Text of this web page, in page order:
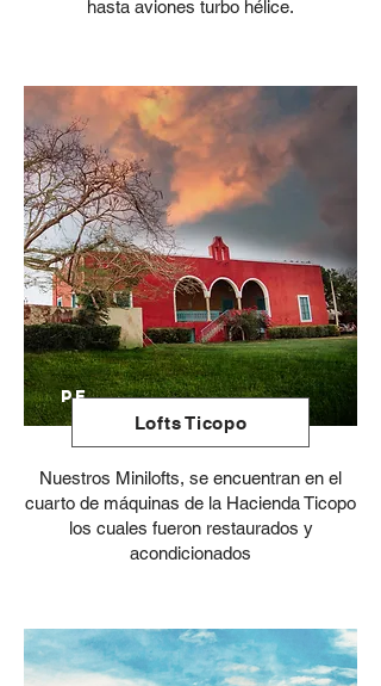
hasta aviones turbo hélice.
Lofts Ticopo
PE
Nuestros Minilofts, se encuentran en el
cuarto de máquinas de la Hacienda Ticopo
los cuales fueron restaurados y
acondicionados